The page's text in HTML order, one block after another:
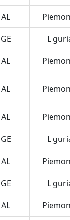
AL
GE
AL
AL
AL
GE
AL
GE
AL